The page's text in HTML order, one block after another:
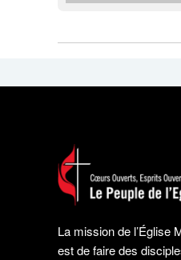
La mission de l’Église
est de faire des